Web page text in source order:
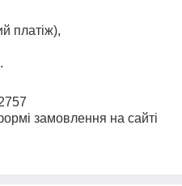
платіж),
замовлення на сайті